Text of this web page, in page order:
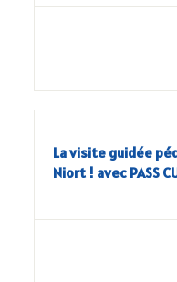
La visite guidée
Niort ! avec PASS